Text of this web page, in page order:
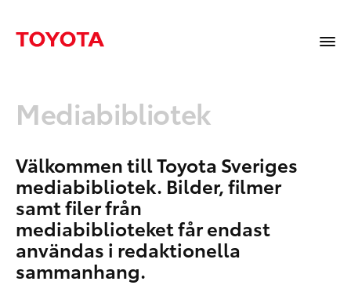
Mediabibliotek
Välkommen till Toyota Sveriges
mediabibliotek. Bilder, filmer
samt filer från
mediabiblioteket får endast
användas i redaktionella
sammanhang.